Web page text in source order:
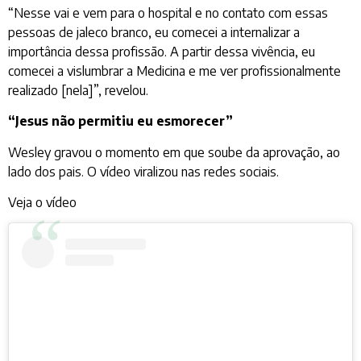
“Nesse vai e vem para o hospital e no contato com essas
pessoas de jaleco branco, eu comecei a internalizar a
importância dessa profissão. A partir dessa vivência, eu
comecei a vislumbrar a Medicina e me ver profissionalmente
realizado [nela]”, revelou.
“Jesus não permitiu eu esmorecer”
Wesley gravou o momento em que soube da aprovação, ao
lado dos pais. O vídeo viralizou nas redes sociais.
Veja o vídeo